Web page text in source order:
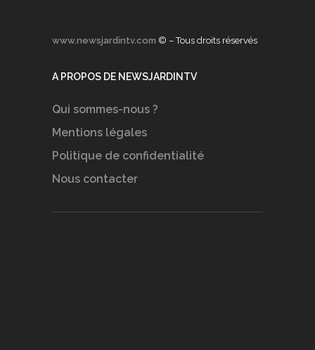
www.newsjardintv.com © – Tous droits réservés
A PROPOS DE NEWSJARDINTV
Qui sommes-nous ?
Mentions légales
Politique de confidentialité
Nous contacter